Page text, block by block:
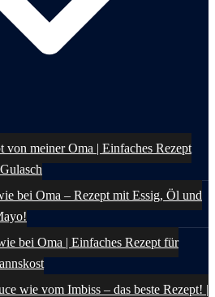
von meiner Oma | Einfaches Rezept
bei Oma – Rezept mit Essig, Öl und
bei Oma | Einfaches Rezept für
wie vom Imbiss – das beste Rezept! |